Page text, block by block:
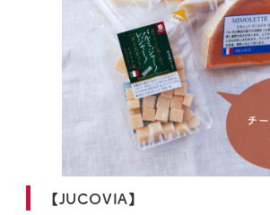
【JUCOVIA】